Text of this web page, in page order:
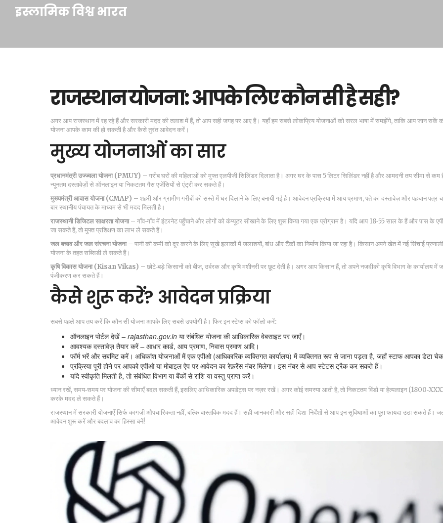
इस्लामिक विश्व भारत
राजस्थान योजना: आपके लिए कौन सी है सही?
अगर आप राजस्थान में रह रहे हैं और सरकारी मदद की तलाश में हैं, तो आप सही जगह पर आए हैं। यहाँ हम सबसे लोकप्रिय योजनाओं को सरल भाषा में समझेंगे, ताकि आप जान सकें
योजना आपके काम की हो सकती है और कैसे तुरंत आवेदन करें।
मुख्य योजनाओं का सार
प्रधानमंत्री उज्ज्वला योजना (PMUY) – गरीब घरों की महिलाओं को मुफ्त एलपीजी सिलिंडर दिलाता है। अगर घर के पास 5 लिटर सिलिंडर नहीं है और आमदनी तय सीमा से कम
न्यूनतम दस्तावेज़ों से ऑनलाइन या निकटतम गैस एजेंसियों से एंट्री कर सकते हैं।
मुख्यमंत्री आवास योजना (CMAP) – शहरी और ग्रामीण गरीबों को सस्ते में घर दिलाने के लिए बनायी गई है। आवेदन प्रक्रिया में आय प्रमाण, पते का दस्तावेज़ और पहचान पत्र
बार स्थानीय पंचायत के माध्यम से भी मदद मिलती है।
राजस्थानी डिजिटल साक्षरता योजना– गाँव‑गाँव में इंटरनेट पहुँचाने और लोगों को कंप्यूटर सीखाने के लिए शुरू किया गया एक प्रोग्राम है। यदि आप 18‑55 साल के हैं और पास के
जा सकते हैं, तो मुफ्त प्रशिक्षण का लाभ ले सकते हैं।
जल बचाव और जल संरचना योजना– पानी की कमी को दूर करने के लिए सूखे इलाकों में जलाशयों, बांध और टैंकों का निर्माण किया जा रहा है। किसान अपने खेत में नई सिंचाई
योजना के तहत सब्सिडी ले सकते हैं।
कृषि विकास योजना (Kisan Vikas) – छोटे‑बड़े किसानों को बीज, उर्वरक और कृषि मशीनरी पर छूट देती है। अगर आप किसान हैं, तो अपने नजदीकी कृषि विभाग के कार्यालय में
पंजीकरण कर सकते हैं।
कैसे शुरू करें? आवेदन प्रक्रिया
सबसे पहले आप तय करें कि कौन सी योजना आपके लिए सबसे उपयोगी है। फिर इन स्टेप्स को फॉलो करें:
ऑनलाइन पोर्टल देखें – rajasthan.gov.in या संबंधित योजना की आधिकारिक वेबसाइट पर जाएँ।
आवश्यक दस्तावेज़ तैयार करें – आधार कार्ड, आय प्रमाण, निवास प्रमाण आदि।
फॉर्म भरें और सबमिट करें। अधिकांश योजनाओं में एक एपीओ (आधिकारिक व्यक्तिगत कार्यालय) में व्यक्तिगत रूप से जाना पड़ता है, जहाँ स्टाफ आपका डेटा
प्रक्रिया पूरी होने पर आपको एपीओ या मोबाइल ऐप पर आवेदन का रेफ़रेंस नंबर मिलेगा। इस नंबर से आप स्टेटस ट्रैक कर सकते हैं।
यदि स्वीकृति मिलती है, तो संबंधित विभाग या बैंकों से राशि या वस्तु प्राप्त करें।
ध्यान रखें, समय‑समय पर योजना की सीमाएँ बदल सकती हैं, इसलिए आधिकारिक अपडेट्स पर नज़र रखें। अगर कोई समस्या आती है, तो निकटतम विंडो या हेल्पलाइन
करके मदद ले सकते हैं।
राजस्थान में सरकारी योजनाएँ सिर्फ कागज़ी औपचारिकता नहीं, बल्कि वास्तविक मदद हैं। सही जानकारी और सही दिशा‑निर्देशों से आप इन सुविधाओं का पूरा फायदा उठा सकते हैं।
आवेदन शुरू करें और बदलाव का हिस्सा बनें!